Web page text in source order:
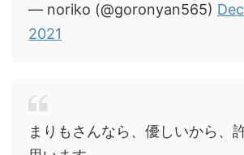
— noriko (@goronyan565)
2021
まりもさんなら、優しいから、